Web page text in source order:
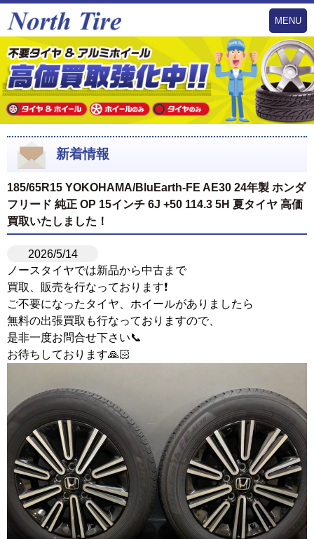
MENU
新着情報
185/65R15 YOKOHAMA/BluEarth-FE AE30 24年製 ホンダ
フリード 純正 OP 15インチ 6J +50 114.3 5H 夏タイヤ 高価
買取いたしました！
2026/5/14
ノースタイヤでは新品から中古まで
買取、販売を行なっております❗️
ご不要になったタイヤ、ホイールがありましたら
無料の出張買取も行なっておりますので、
是非一度お問合せ下さい📞
お待ちしております🙏🏻